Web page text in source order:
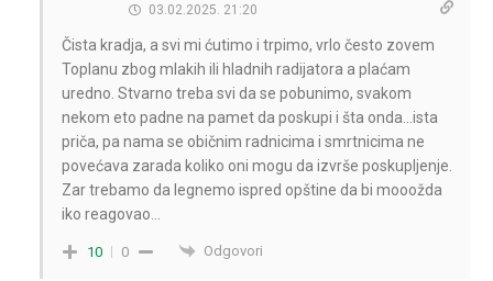
03.02.2025. 21:20
Čista kradja, a svi mi ćutimo i trpimo, vrlo često zovem
Toplanu zbog mlakih ili hladnih radijatora a plaćam
uredno. Stvarno treba svi da se pobunimo, svakom
nekom eto padne na pamet da poskupi i šta onda…ista
priča, pa nama se običnim radnicima i smrtnicima ne
povećava zarada koliko oni mogu da izvrše poskupljenje.
Zar trebamo da legnemo ispred opštine da bi mooožda
iko reagovao…
10 0 Odgovori